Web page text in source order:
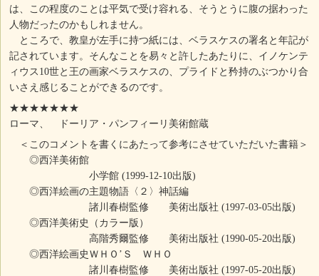
は、この程度のことは平気で受け容れる、そうとうに腹の据わった
人物だったのかもしれません。
ところで、教皇が左手に持つ紙には、ベラスケスの署名と年記が
記されています。そんなことを易々と許したあたりに、イノケンテ
ィウス10世と王の画家ベラスケスの、プライドと矜持のぶつかり合
いさえ感じることができるのです。
★★★★★★★
ローマ、 ドーリア・パンフィーリ美術館蔵
＜このコメントを書くにあたって参考にさせていただいた書籍＞
◎西洋美術館
小学館 (1999-12-10出版)
◎西洋絵画の主題物語〈２〉神話編
諸川春樹監修 美術出版社 (1997-03-05出版)
◎西洋美術史（カラー版）
高階秀爾監修 美術出版社 (1990-05-20出版)
◎西洋絵画史ＷＨＯ’Ｓ ＷＨＯ
諸川春樹監修 美術出版社 (1997-05-20出版)